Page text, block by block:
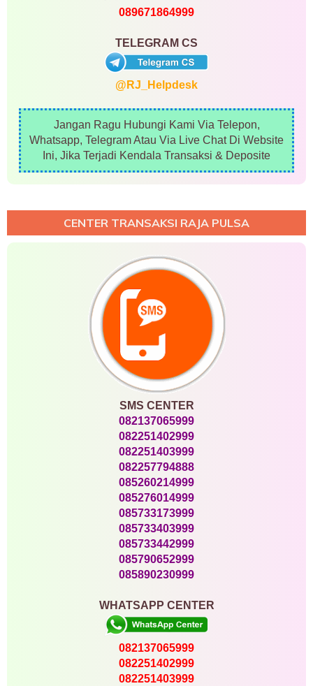
089671864999
TELEGRAM CS
@RJ_Helpdesk
Jangan Ragu Hubungi Kami Via Telepon,
Whatsapp, Telegram Atau Via Live Chat Di Website
Ini, Jika Terjadi Kendala Transaksi & Deposite
CENTER TRANSAKSI RAJA PULSA
SMS CENTER
082137065999
082251402999
082251403999
082257794888
085260214999
085276014999
085733173999
085733403999
085733442999
085790652999
085890230999
WHATSAPP CENTER
082137065999
082251402999
082251403999